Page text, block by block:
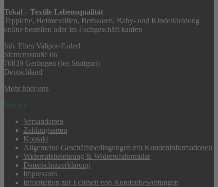
Tekal – Textile Lebensqualität
Teppiche, Heimtextilien, Bettwaren, Baby- und Kinderkleidung
online bestellen oder im Fachgeschäft kaufen
Inh. Ellen Valipor-Faderl
Siemensstraße 66
70839 Gerlingen (bei Stuttgart)
Deutschland
Mehr über uns
Service
Versandarten
Zahlungsarten
Kontakt
Allgemeine Geschäftsbedingungen mit Kundeninformationen
Widerrufsbelehrung & Widerrufsformular
Datenschutzerklärung
Impressum
Information zur Echtheit von Kundenbewertungen